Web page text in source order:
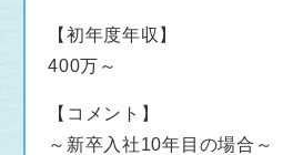
【初年度年収】
400万～
【コメント】
～新卒入社10年目の場合～